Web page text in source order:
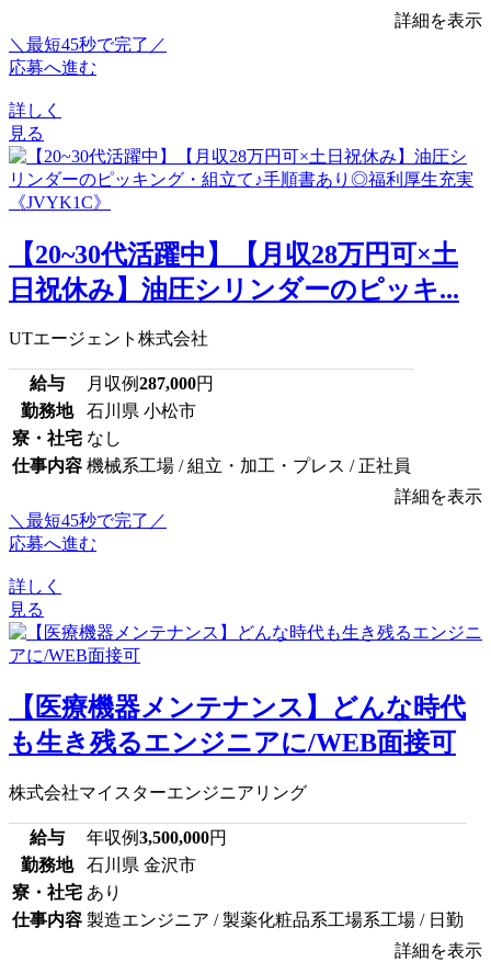
詳細を表示
＼最短45秒で完了／
応募へ進む
詳しく
見る
【20~30代活躍中】【月収28万円可×土
日祝休み】油圧シリンダーのピッキ...
UTエージェント株式会社
給与 月収例287,000円
勤務地
石川県 小松市
寮・社宅 なし
仕事内容 機械系工場 / 組立・加工・プレス / 正社員
詳細を表示
＼最短45秒で完了／
応募へ進む
詳しく
見る
【医療機器メンテナンス】どんな時代
も生き残るエンジニアに/WEB面接可
株式会社マイスターエンジニアリング
給与 年収例3,500,000円
勤務地
石川県 金沢市
寮・社宅 あり
仕事内容 製造エンジニア / 製薬化粧品系工場系工場 / 日勤
詳細を表示